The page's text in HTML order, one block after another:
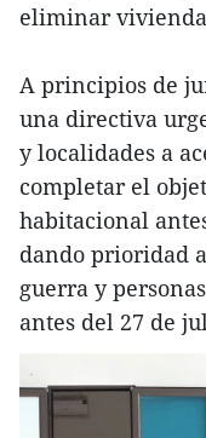
eliminar
A principios de
una directiva
y localidades a
completar el
habitacional
dando prioridad
guerra y
antes del 27 de